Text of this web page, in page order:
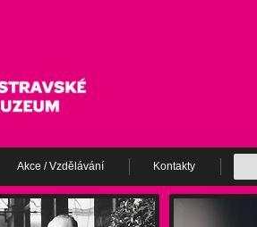
Akce / Vzdělávání Kontakty